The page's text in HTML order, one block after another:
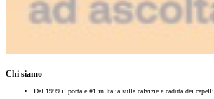
Chi siamo
Dal 1999 il portale #1 in Italia sulla calvizie e caduta dei capelli